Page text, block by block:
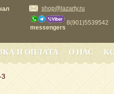
shop@lazarty.ru
messengers
8(901)5539542
И ОПЛАТА О НАС
3